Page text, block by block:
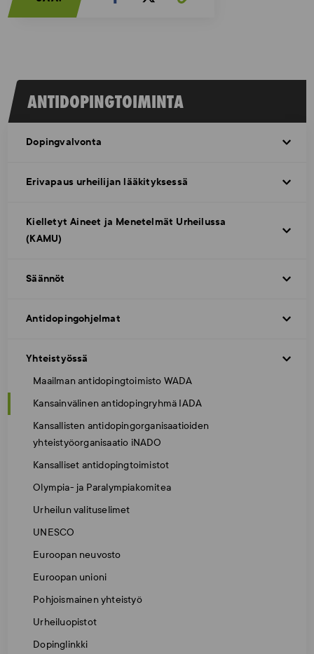
ANTIDOPINGTOIMINTA
Dopingvalvonta
Erivapaus urheilijan lääkityksessä
Kielletyt Aineet ja Menetelmät Urheilussa
(KAMU)
Säännöt
Antidopingohjelmat
Yhteistyössä
Maailman antidopingtoimisto WADA
Kansainvälinen antidopingryhmä IADA
Kansallisten antidopingorganisaatioiden
yhteistyöorganisaatio iNADO
Kansalliset antidopingtoimistot
Olympia- ja Paralympiakomitea
Urheilun valituselimet
UNESCO
Euroopan neuvosto
Euroopan unioni
Pohjoismainen yhteistyö
Urheiluopistot
Dopinglinkki